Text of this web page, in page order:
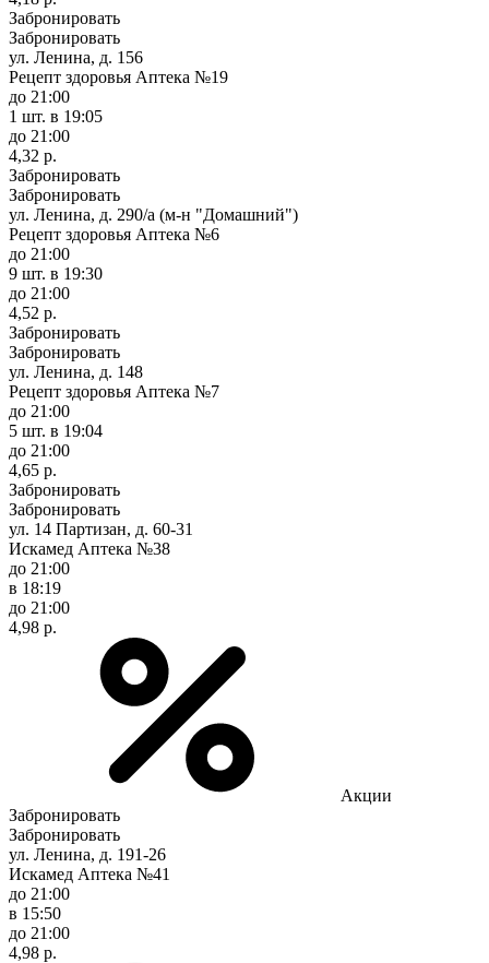
Забронировать
Забронировать
ул. Ленина, д. 156
Рецепт здоровья Аптека №19
до 21:00
1 шт. в 19:05
до 21:00
4,32 р.
Забронировать
Забронировать
ул. Ленина, д. 290/а (м-н "Домашний")
Рецепт здоровья Аптека №6
до 21:00
9 шт. в 19:30
до 21:00
4,52 р.
Забронировать
Забронировать
ул. Ленина, д. 148
Рецепт здоровья Аптека №7
до 21:00
5 шт. в 19:04
до 21:00
4,65 р.
Забронировать
Забронировать
ул. 14 Партизан, д. 60-31
Искамед Аптека №38
до 21:00
в 18:19
до 21:00
4,98 р.
Акции
Забронировать
Забронировать
ул. Ленина, д. 191-26
Искамед Аптека №41
до 21:00
в 15:50
до 21:00
4,98 р.